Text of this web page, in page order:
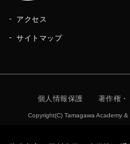
アクセス
サイトマップ
個人情報保護 著作権・
Copyright(C) Tamagawa Academy